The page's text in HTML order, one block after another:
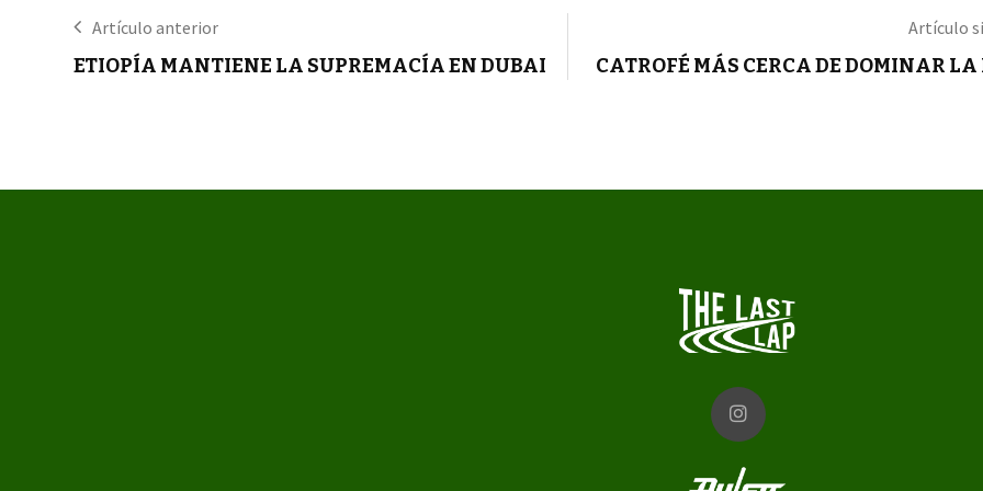
Artículo anterior
ETIOPÍA MANTIENE LA SUPREMACÍA EN DUBAI
Artículo
CATROFÉ MÁS CERCA DE DOMINAR LA